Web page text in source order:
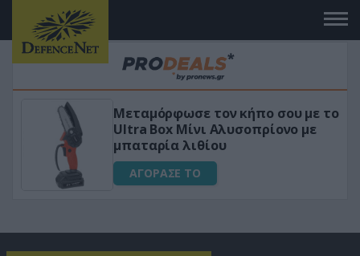
«Μαγική» φόρμουλα τριβόλι + VIP
για αύξηση της λίμπιντο
ΑΓΟΡΑΣΕ ΤΟ